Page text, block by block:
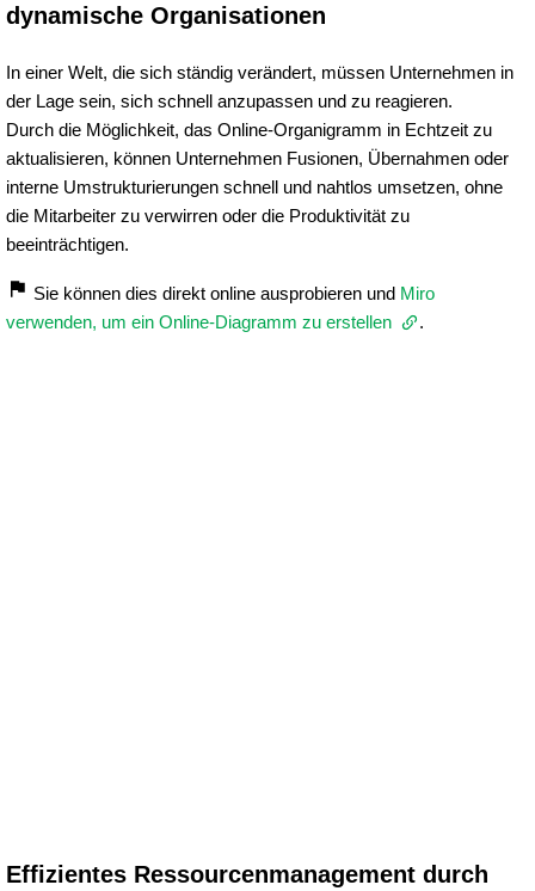
dynamische Organisationen
In einer Welt, die sich ständig verändert, müssen Unternehmen in
der Lage sein, sich schnell anzupassen und zu reagieren.
Durch die Möglichkeit, das Online-Organigramm in Echtzeit zu
aktualisieren, können Unternehmen Fusionen, Übernahmen oder
interne Umstrukturierungen schnell und nahtlos umsetzen, ohne
die Mitarbeiter zu verwirren oder die Produktivität zu
beeinträchtigen.
Sie können dies direkt online ausprobieren und Miro
verwenden, um ein Online-Diagramm zu erstellen
.
Effizientes Ressourcenmanagement durch